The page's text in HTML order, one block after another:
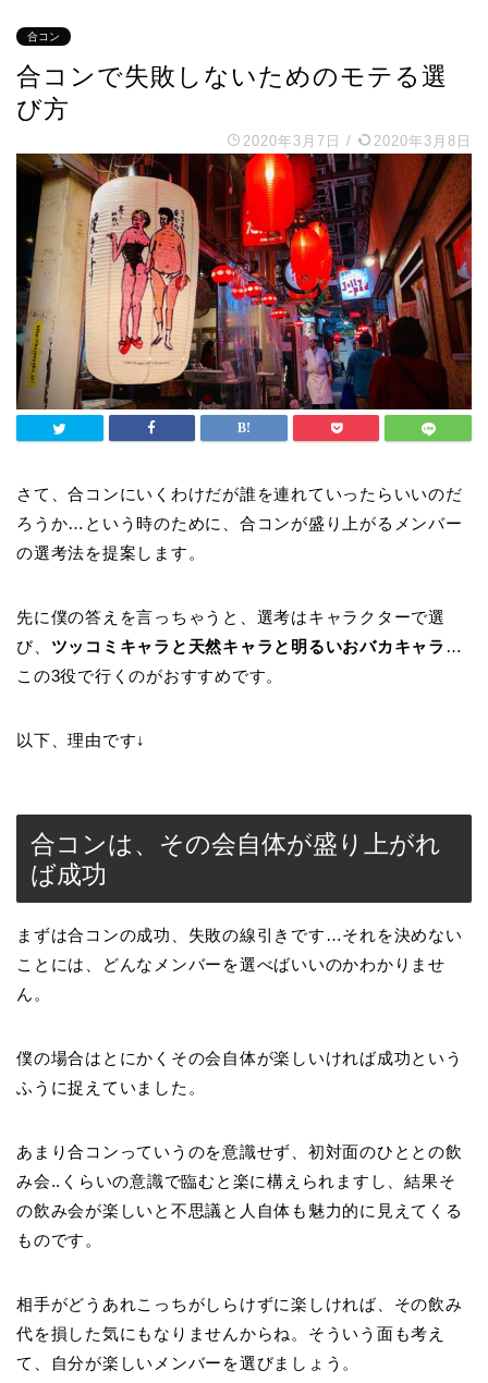
合コン
合コンで失敗しないためのモテる選
び方
2020年3月7日 / 2020年3月8日
さて、合コンにいくわけだが誰を連れていったらいいのだ
ろうか…という時のために、合コンが盛り上がるメンバー
の選考法を提案します。
先に僕の答えを言っちゃうと、選考はキャラクターで選
び、 ツッコミキャラと天然キャラと明るいおバカキャラ …
この3役で行くのがおすすめです。
以下、理由です↓
合コンは、その会自体が盛り上がれ
ば成功
まずは合コンの成功、失敗の線引きです…それを決めない
ことには、どんなメンバーを選べばいいのかわかりませ
ん。
僕の場合はとにかくその会自体が楽しいければ成功という
ふうに捉えていました。
あまり合コンっていうのを意識せず、初対面のひととの飲
み会..くらいの意識で臨むと楽に構えられますし、結果そ
の飲み会が楽しいと不思議と人自体も魅力的に見えてくる
ものです。
相手がどうあれこっちがしらけずに楽しければ、その飲み
代を損した気にもなりませんからね。そういう面も考え
て、自分が楽しいメンバーを選びましょう。